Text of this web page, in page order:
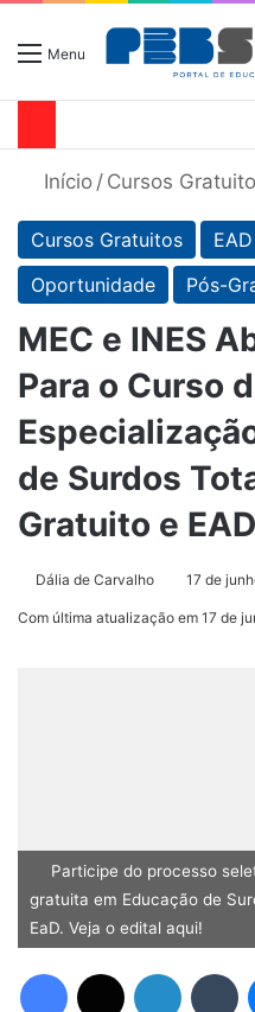
Menu
Início / Cursos
Cursos Gratuitos EAD
Oportunidade
Pós-
MEC e INES
Para o Curso
de Surdos
Gratuito e
Dália de Carvalho 17 de
Com última atualização em 17 de
Participe do processo
gratuita em Educação de
EaD. Veja o edital aqui!